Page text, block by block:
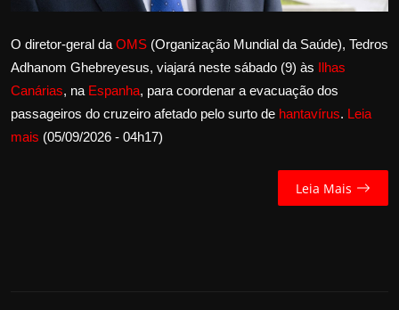
Saúde
Esportes
O diretor-geral da OMS (Organização Mundial da Saúde), Tedros
Adhanom Ghebreyesus, viajará neste sábado (9) às Ilhas
Canárias, na Espanha, para coordenar a evacuação dos
passageiros do cruzeiro afetado pelo surto de hantavírus. Leia
mais (05/09/2026 - 04h17)
Leia Mais